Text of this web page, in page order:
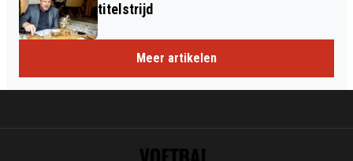
titelstrijd
Meer artikelen